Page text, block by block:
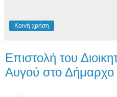
Κοινή χρήση
Επιστολή του
Αυγού στο Δήμαρχο